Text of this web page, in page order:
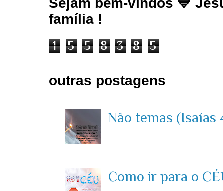
Sejam bem-vindos 💙
família !
1 5 5 8 3 8 5
outras postagens
Não temas (Isaías
Como ir para o